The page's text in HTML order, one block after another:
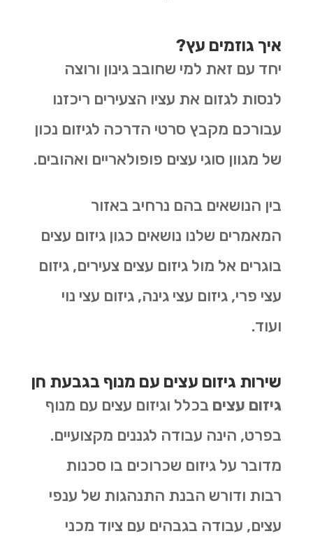
איך גוזמים עץ?
יחד עם זאת למי שחובב גינון ורוצה
לנסות לגזום את עציו הצעירים ריכזנו
עבורכם מקבץ סרטי הדרכה לגיזום נכון
של מגוון סוגי עצים פופולאריים ואהובים.
בין הנושאים בהם נרחיב באזור
המאמרים שלנו נושאים כגון גיזום עצים
בוגרים אל מול גיזום עצים צעירים, גיזום
עצי פרי, גיזום עצי גינה, גיזום עצי נוי
ועוד.
שירות גיזום עצים עם מנוף בגבעת חן
גיזום עצים בכלל וגיזום עצים עם מנוף
בפרט, הינה עבודה לגננים מקצועיים.
מדובר על גיזום שכרוכים בו סכנות
רבות ודורש הבנת התנהגות של ענפי
עצים, עבודה בגבהים עם ציוד מכני